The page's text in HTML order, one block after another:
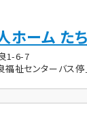
ホーム た
1-6-7
福祉センターバス停